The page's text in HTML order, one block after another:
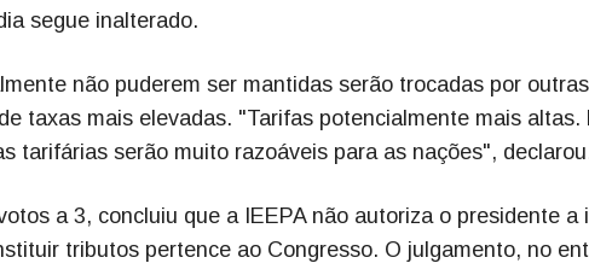
segue inalterado.
não puderem ser mantidas serão trocadas por outras
taxas mais elevadas. "Tarifas potencialmente mais altas.
tarifárias serão muito razoáveis para as nações",
a 3, concluiu que a IEEPA não autoriza o presidente a
tributos pertence ao Congresso. O julgamento, no